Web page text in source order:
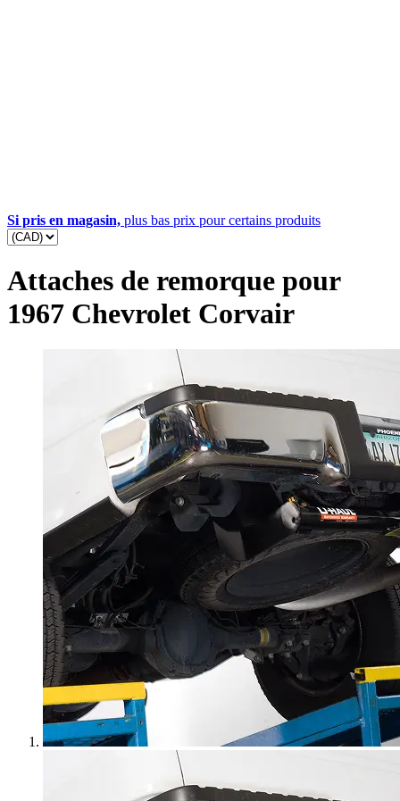
Si pris en magasin, plus bas prix pour certains produits
Attaches de remorque pour
1967 Chevrolet Corvair